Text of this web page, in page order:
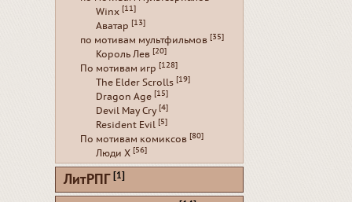
Winx [11]
Аватар [13]
по мотивам мультфильмов [35]
Король Лев [20]
По мотивам игр [128]
The Elder Scrolls [19]
Dragon Age [15]
Devil May Cry [4]
Resident Evil [5]
По мотивам комиксов [80]
Люди Х [56]
ЛитРПГ [1]